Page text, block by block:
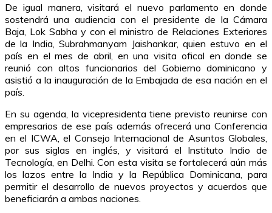
De igual manera, visitará el nuevo parlamento en donde
sostendrá una audiencia con el presidente de la Cámara
Baja, Lok Sabha y con el ministro de Relaciones Exteriores
de la India, Subrahmanyam Jaishankar, quien estuvo en el
país en el mes de abril, en una visita ofical en donde se
reunió con altos funcionarios del Gobierno dominicano y
asistió a la inauguración de la Embajada de esa nación en el
país.
En su agenda, la vicepresidenta tiene previsto reunirse con
empresarios de ese país además ofrecerá una Conferencia
en el ICWA, el Consejo Internacional de Asuntos Globales,
por sus siglas en inglés, y visitará el Instituto Indio de
Tecnología, en Delhi. Con esta visita se fortalecerá aún más
los lazos entre la India y la República Dominicana, para
permitir el desarrollo de nuevos proyectos y acuerdos que
beneficiarán a ambas naciones.